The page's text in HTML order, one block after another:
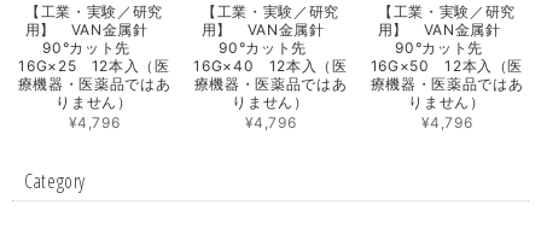
【工業・実験／研究
用】 VAN金属針
90°カット先
16G×25 12本入（医
療機器・医薬品ではあ
りません）
¥4,796
【工業・実験／研究
用】 VAN金属針
90°カット先
16G×40 12本入（医
療機器・医薬品ではあ
りません）
¥4,796
【工業・実験／研究
用】 VAN金属針
90°カット先
16G×50 12本入（医
療機器・医薬品ではあ
りません）
¥4,796
Category